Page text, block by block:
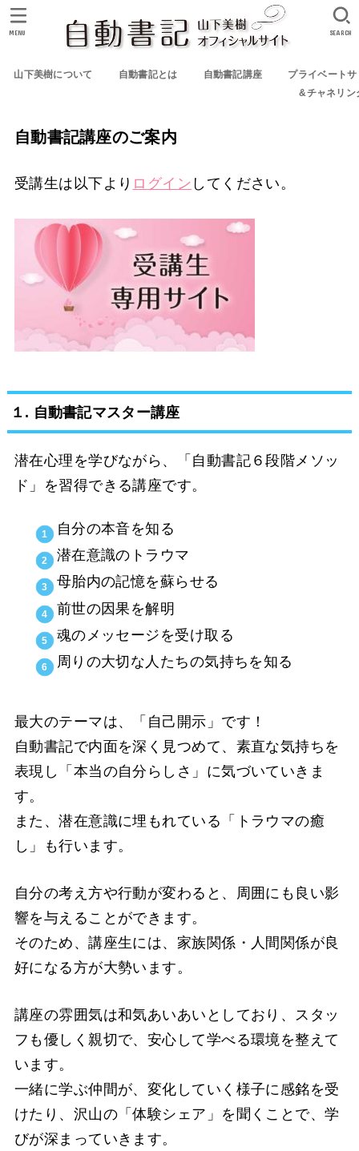
山下美樹について 自動書記とは 自動書記講座
プライベート
&チャネリン
SEARCH
MENU
自動書記講座のご案内
受講生は以下より ログイン してください。
１. 自動書記マスター講座
潜在心理を学びながら、「自動書記６段階メソッ
ド」を習得できる講座です。
自分の本音を知る
潜在意識のトラウマ
母胎内の記憶を蘇らせる
前世の因果を解明
魂のメッセージを受け取る
周りの大切な人たちの気持ちを知る
最大のテーマは、「自己開示」です！
自動書記で内面を深く見つめて、素直な気持ちを
表現し「本当の自分らしさ」に気づいていきま
す。
また、潜在意識に埋もれている「トラウマの癒
し」も行います。
自分の考え方や行動が変わると、周囲にも良い影
響を与えることができます。
そのため、講座生には、家族関係・人間関係が良
好になる方が大勢います。
講座の雰囲気は和気あいあいとしており、スタッ
フも優しく親切で、安心して学べる環境を整えて
います。
一緒に学ぶ仲間が、変化していく様子に感銘を受
けたり、沢山の「体験シェア」を聞くことで、学
びが深まっていきます。